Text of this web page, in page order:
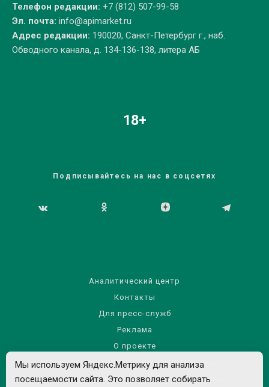
Телефон редакции: +7 (812) 507-99-58
Эл. почта: info@apimarket.ru
Адрес редакции: 190020, Санкт-Петербург г., наб.
Обводного канала, д. 134-136-138, литера АБ
18+
Подписывайтесь на нас в соцсетях
Аналитический центр
Контакты
Для пресс-служб
Реклама
О проекте
Правила использования материалов сайта
Политика обработки персональных данных
Мы используем Яндекс.Метрику для анализа
посещаемости сайта. Это позволяет собирать